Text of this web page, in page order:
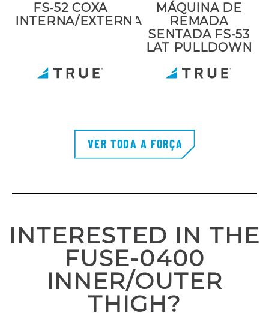
FS-52 COXA
INTERNA/EXTERNA
MÁQUINA DE
REMADA
SENTADA FS-53
LAT PULLDOWN
VER TODA A FORÇA
INTERESTED IN THE
FUSE-0400
INNER/OUTER
THIGH?